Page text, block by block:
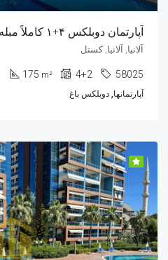
آلانیا, آلانیا, کستل
58025
4+2
175 m²
آپارتمانها, دوبلکس باغ